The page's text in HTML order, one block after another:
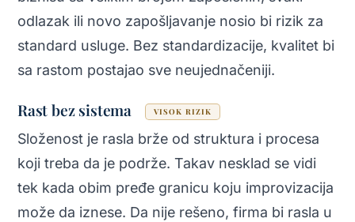
odlazak ili novo zapošljavanje nosio bi rizik za
standard usluge. Bez standardizacije, kvalitet bi
sa rastom postajao sve neujednačeniji.
Rast bez sistema VISOK RIZIK
Složenost je rasla brže od struktura i procesa
koji treba da je podrže. Takav nesklad se vidi
tek kada obim pređe granicu koju improvizacija
može da iznese. Da nije rešeno, firma bi rasla u